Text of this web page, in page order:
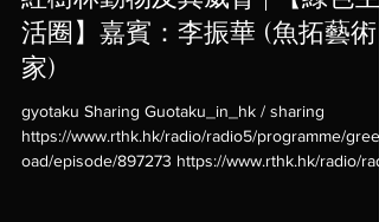
紅樹林動物及其威脅 | 【綠色生
活圈】嘉賓：李振華 (魚拓藝術
家)
gyotaku Sharing Guotaku_in_hk / sharing